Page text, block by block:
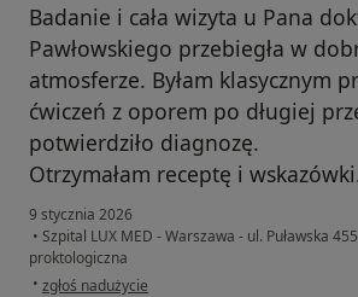
Badanie i cała wizyta u Pana
Pawłowskiego przebiegła w
atmosferze. Byłam klasycznym
ćwiczeń z oporem po długiej
potwierdziło diagnozę.
Otrzymałam receptę i
9 stycznia 2026
• Szpital LUX MED - Warszawa - ul. Puławska 455
proktologiczna
• w opinii użytkownika B.26
zgłoś nadużycie